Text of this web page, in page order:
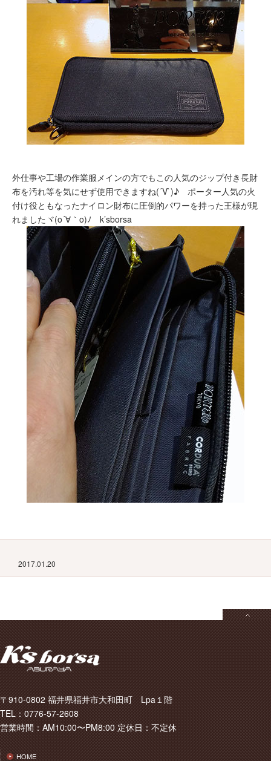
外仕事や工場の作業服メインの方でもこの人気のジップ付き長財
布を汚れ等を気にせず使用できますね(´V`)♪ ポーター人気の火
付け役ともなったナイロン財布に圧倒的パワーを持った王様が現
れましたヾ(o´∀｀o)ﾉ k’sborsa
2017.01.20
〒910-0802 福井県福井市大和田町 Lpa１階
TEL：0776-57-2608
営業時間：AM10:00〜PM8:00 定休日：不定休
HOME